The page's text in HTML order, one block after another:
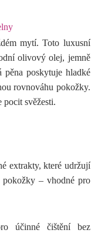
mytí. Toto luxusní
olivový olej, jemně
poskytuje hladké
rovnováhu pokožky.
pocit svěžesti.
extrakty, které udržují
pokožky – vhodné pro
účinné čištění bez